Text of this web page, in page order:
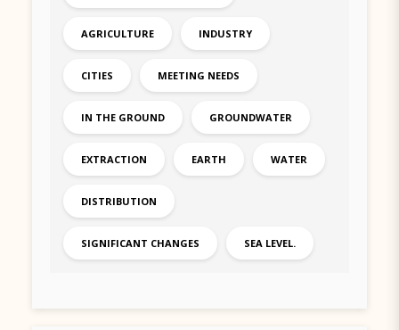
AGRICULTURE INDUSTRY
CITIES MEETING NEEDS
IN THE GROUND GROUNDWATER
EXTRACTION EARTH WATER
DISTRIBUTION
SIGNIFICANT CHANGES SEA LEVEL.